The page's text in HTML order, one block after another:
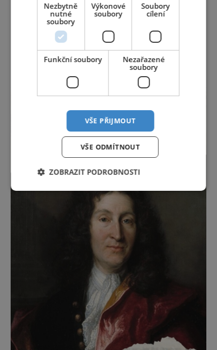
Jihočeský krajJihomoravský kraj Karlovarský kraj
Královéhradecký kraj
Moravskoslezský kraj
Olomoucký kraj
Středočeský krajÚstecký krajVysočina
Zlínský kraj
Nezbytně
nutné
soubory
Výkonové
soubory
Soubory
cílení
Funkční soubory
Nezařazené
soubory
VŠE PŘIJMOUT
VŠE ODMÍTNOUT
ZOBRAZIT PODROBNOSTI